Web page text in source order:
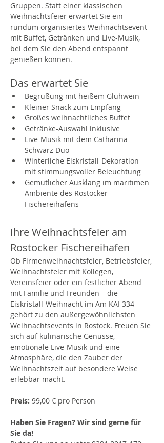
Gruppen. Statt einer klassischen
Weihnachtsfeier erwartet Sie ein
rundum organisiertes Weihnachtsevent
mit Buffet, Getränken und Live-Musik,
bei dem Sie den Abend entspannt
genießen können.
Das erwartet Sie
Begrüßung mit heißem Glühwein
Kleiner Snack zum Empfang
Großes weihnachtliches Buffet
Getränke-Auswahl inklusive
Live-Musik mit dem Catharina
Schwarz Duo
Winterliche Eiskristall-Dekoration
mit stimmungsvoller Beleuchtung
Gemütlicher Ausklang im maritimen
Ambiente des Rostocker
Fischereihafens
Ihre Weihnachtsfeier am
Rostocker Fischereihafen
Ob Firmenweihnachtsfeier, Betriebsfeier,
Weihnachtsfeier mit Kollegen,
Vereinsfeier oder ein festlicher Abend
mit Familie und Freunden – die
Eiskristall-Weihnacht im Am KAI 334
gehört zu den außergewöhnlichsten
Weihnachtsevents in Rostock. Freuen Sie
sich auf kulinarische Genüsse,
emotionale Live-Musik und eine
Atmosphäre, die den Zauber der
Weihnachtszeit auf besondere Weise
erlebbar macht.
Preis: 99,00 € pro Person
Haben Sie Fragen? Wir sind gerne für
Sie da!